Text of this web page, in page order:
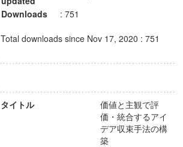
Downloads
: 751
Total downloads since Nov 17, 2020 : 751
タイトル
価値と主観で評
価・統合するアイ
デア収束手法の構
築